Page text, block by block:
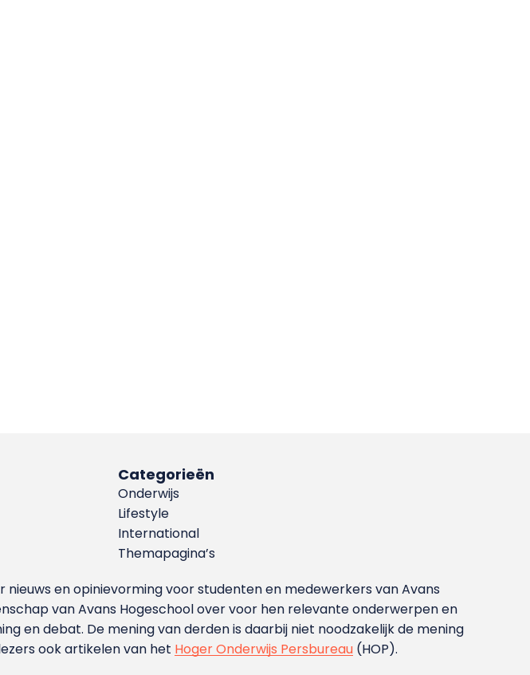
Categorieën
Onderwijs
Lifestyle
International
Themapagina’s
en opinievorming voor studenten en medewerkers van Avans
van Avans Hogeschool over voor hen relevante onderwerpen en
en debat. De mening van derden is daarbij niet noodzakelijk de mening
ook artikelen van het Hoger Onderwijs Persbureau (HOP).